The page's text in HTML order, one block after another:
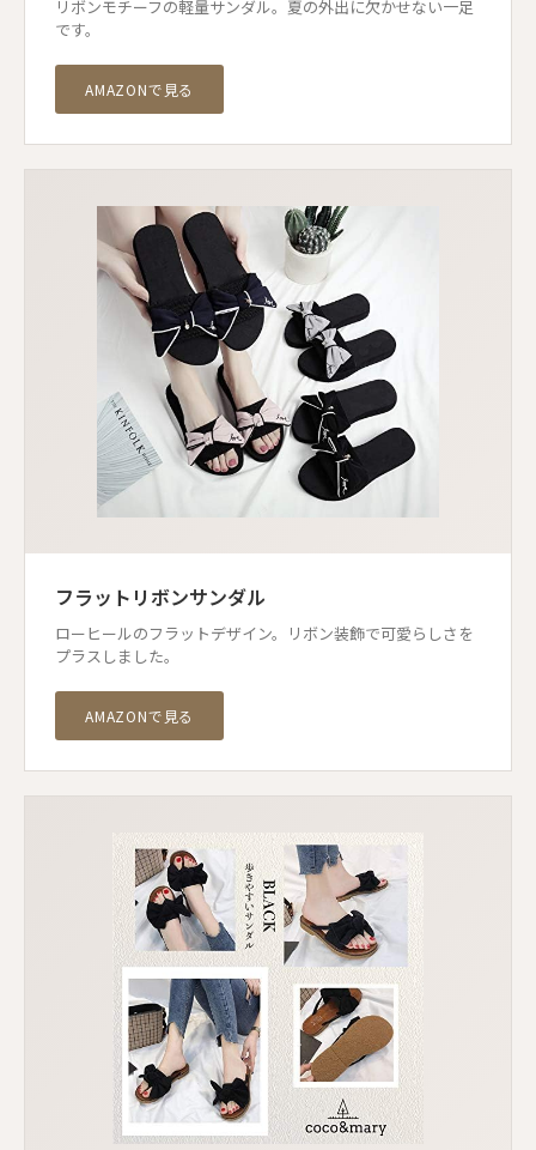
リボンモチーフの軽量サンダル。夏の外出に欠かせない一足
です。
AMAZONで見る
フラットリボンサンダル
ローヒールのフラットデザイン。リボン装飾で可愛らしさを
プラスしました。
AMAZONで見る